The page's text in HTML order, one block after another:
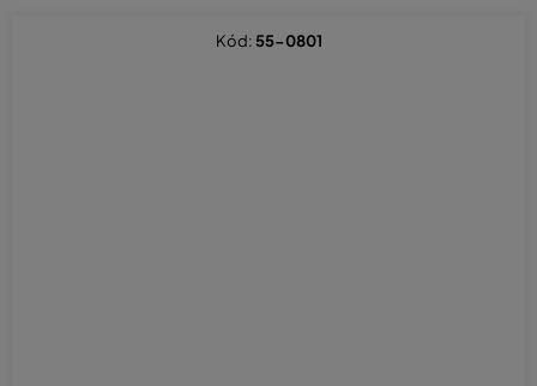
Kód: 55-0801